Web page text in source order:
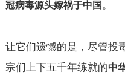
冠病毒源头嫁祸于中国 。
让它们遗憾的是，尽管投
宗们上下五千年练就的中